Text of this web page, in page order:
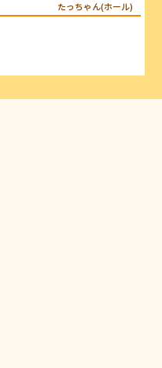
たっちゃん(ホール)